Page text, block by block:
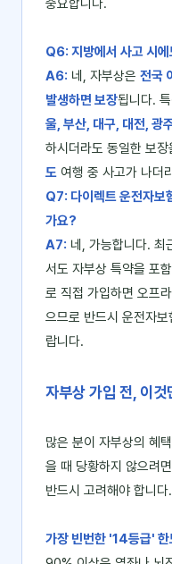
중요합니다.
Q6: 지방에서 사고 시
A6: 네, 자부상은 전국
발생하면 보장됩니다.
울, 부산, 대구, 대전, 광
하시더라도 동일한 보
도 여행 중 사고가 나더
Q7: 다이렉트 운전자보
가요?
A7: 네, 가능합니다. 최
서도 자부상 특약을 포
로 직접 가입하면 오프
으므로 반드시 운전자
랍니다.
자부상 가입 전, 이
많은 분이 자부상의 혜
을 때 당황하지 않으려
반드시 고려해야 합니다.
가장 빈번한 '14등급' 한